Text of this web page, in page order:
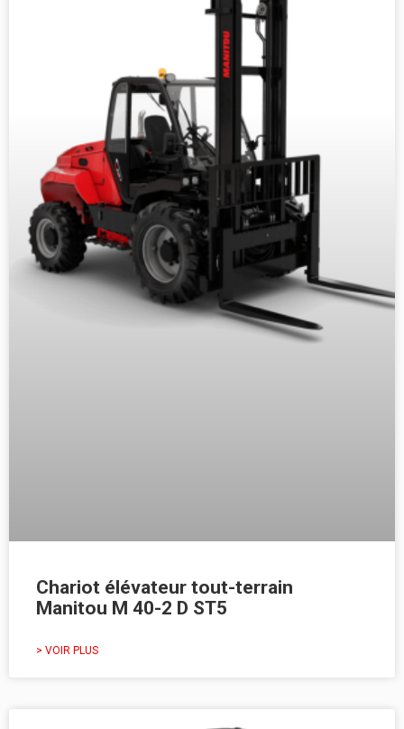
Chariot élévateur tout-terrain
Manitou M 40-2 D ST5
> VOIR PLUS